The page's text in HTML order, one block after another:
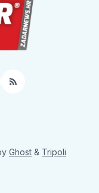
RSS
Ghost & Tripoli